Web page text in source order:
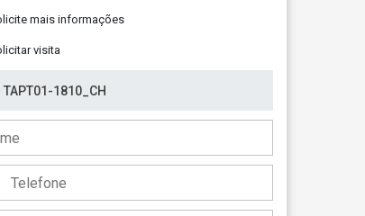
mais informações
visita